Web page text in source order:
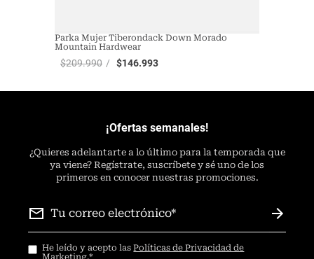
Parka Mujer Tiberondack Down Morado
Mountain Hardwear
$209.990 $146.993
¡Ofertas semanales!
¿Quieres adelantarte a lo último para la temporada que
ya viene? Regístrate, suscríbete y sé uno de los
primeros en conocer nuestras promociones.
He leído y acepto lasPolíticas de Privacidad de